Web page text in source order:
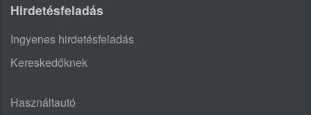
Hirdetésfeladás
Ingyenes hirdetésfeladás
Kereskedőknek
Használtautó